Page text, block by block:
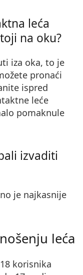
leća
na oku?
iza oka, to je
pronaći
ispred
leće
pomaknule
izvaditi
je najkasnije
leća
korisnika